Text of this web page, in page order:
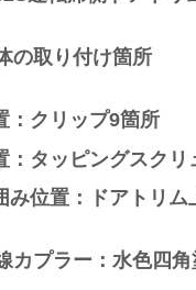
の取り付け箇所
：クリップ9箇所
：タッピングスクリ
み位置：ドアトリム
カプラー：水色四